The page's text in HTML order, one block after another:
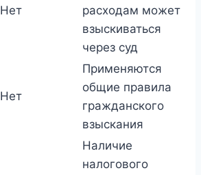
Нет
расходам может
взыскиваться
через суд
Нет
Применяются
общие правила
гражданского
взыскания
Наличие
налогового